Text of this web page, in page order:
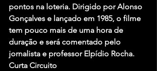
pontos na loteria. Dirigido por Alonso
Gonçalves e lançado em 1985, o filme
tem pouco mais de uma hora de
duração e será comentado pelo
jornalista e professor Elpídio Rocha.
Curta Circuito